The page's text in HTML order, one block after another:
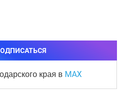
края в MAX